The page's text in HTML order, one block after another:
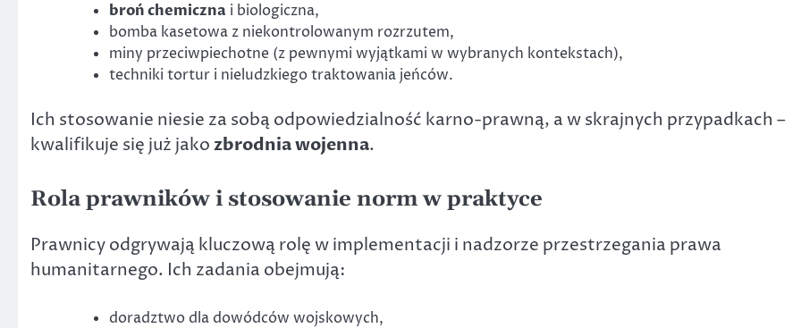
broń chemiczna i biologiczna,
bomba kasetowa z niekontrolowanym rozrzutem,
miny przeciwpiechotne (z pewnymi wyjątkami w wybranych kontekstach),
techniki tortur i nieludzkiego traktowania jeńców.
Ich stosowanie niesie za sobą odpowiedzialność karno-prawną, a w skrajnych przypadkach –
kwalifikuje się już jakozbrodnia wojenna.
Rola prawników i stosowanie norm w praktyce
Prawnicy odgrywają kluczową rolę w implementacji i nadzorze przestrzegania prawa
humanitarnego. Ich zadania obejmują:
doradztwo dla dowódców wojskowych,